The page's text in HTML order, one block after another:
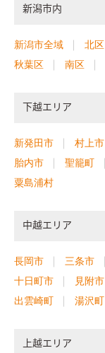
新潟市内
新潟市全域 北区
秋葉区
南区
下越エリア
新発田市 村上市
胎内市
聖籠町
粟島浦村
中越エリア
長岡市 三条市
十日町市
見附市
出雲崎町
湯沢町
上越エリア